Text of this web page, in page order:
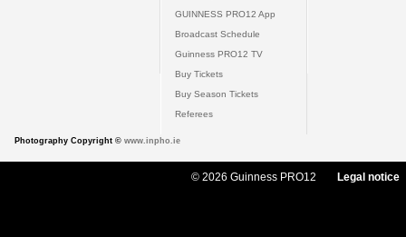
GUINNESS PRO12 App
Broadcast Schedule
Guinness PRO12 TV
Buy Tickets
Buy Season Tickets
Referees
Photography Copyright © www.inpho.ie
© 2026 Guinness PRO12 Legal notice